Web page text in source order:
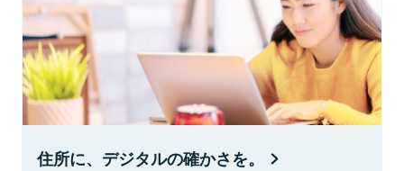
住所に、デジタルの確かさを。